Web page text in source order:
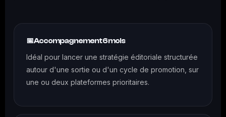
📅 Accompagnement 6 mois
Idéal pour lancer une stratégie éditoriale structurée
autour d'une sortie ou d'un cycle de promotion, sur
une ou deux plateformes prioritaires.